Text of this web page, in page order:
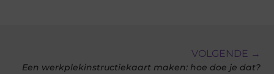
VOLGENDE →
Een werkplekinstructiekaart maken: hoe doe je dat?